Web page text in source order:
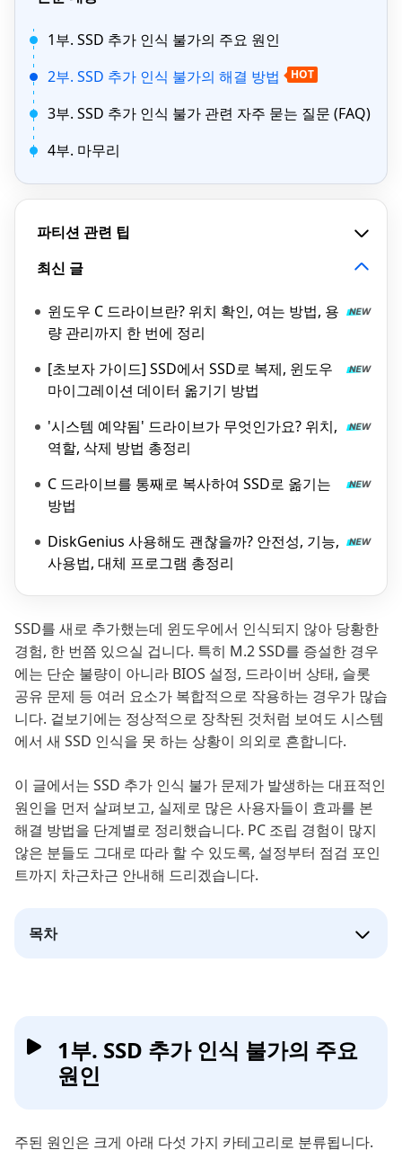
1부. SSD 추가 인식 불가의 주요 원인
2부. SSD 추가 인식 불가의 해결 방법
HOT
3부. SSD 추가 인식 불가 관련 자주 묻는 질문 (FAQ)
4부. 마무리
파티션 관련 팁
최신 글
윈도우 C 드라이브란? 위치 확인, 여는 방법, 용
량 관리까지 한 번에 정리
[초보자 가이드] SSD에서 SSD로 복제, 윈도우
마이그레이션 데이터 옮기기 방법
'시스템 예약됨' 드라이브가 무엇인가요? 위치,
역할, 삭제 방법 총정리
C 드라이브를 통째로 복사하여 SSD로 옮기는
방법
DiskGenius 사용해도 괜찮을까? 안전성, 기능,
사용법, 대체 프로그램 총정리
SSD를 새로 추가했는데 윈도우에서 인식되지 않아 당황한
경험, 한 번쯤 있으실 겁니다. 특히 M.2 SSD를 증설한 경우
에는 단순 불량이 아니라 BIOS 설정, 드라이버 상태, 슬롯
공유 문제 등 여러 요소가 복합적으로 작용하는 경우가 많습
니다. 겉보기에는 정상적으로 장착된 것처럼 보여도 시스템
에서 새 SSD 인식을 못 하는 상황이 의외로 흔합니다.
이 글에서는 SSD 추가 인식 불가 문제가 발생하는 대표적인
원인을 먼저 살펴보고, 실제로 많은 사용자들이 효과를 본
해결 방법을 단계별로 정리했습니다. PC 조립 경험이 많지
않은 분들도 그대로 따라 할 수 있도록, 설정부터 점검 포인
트까지 차근차근 안내해 드리겠습니다.
목차
1부. SSD 추가 인식 불가의 주요
원인
주된 원인은 크게 아래 다섯 가지 카테고리로 분류됩니다.